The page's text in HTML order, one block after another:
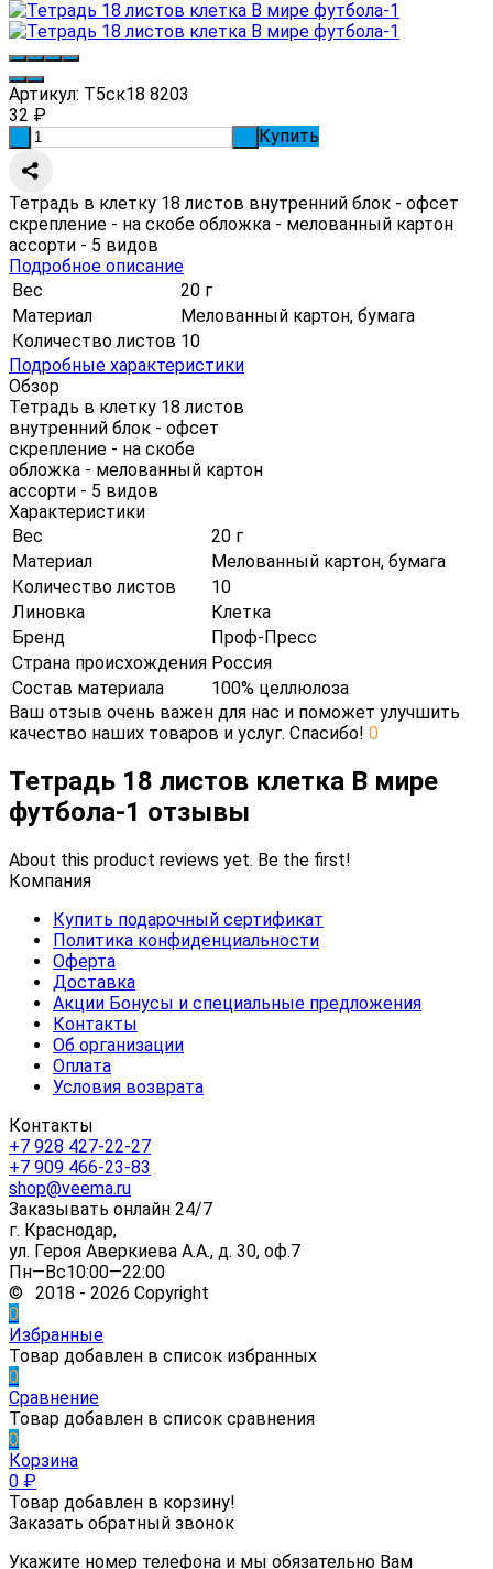
Артикул: Т5ск18 8203
32 ₽
Купить
Тетрадь в клетку 18 листов внутренний блок - офсет
скрепление - на скобе обложка - мелованный картон
ассорти - 5 видов
Подробное описание
Вес
20 г
Материал
Мелованный картон, бумага
Количество листов 10
Подробные характеристики
Обзор
Тетрадь в клетку 18 листов
внутренний блок - офсет
скрепление - на скобе
обложка - мелованный картон
ассорти - 5 видов
Характеристики
Вес
20 г
Материал
Мелованный картон, бумага
Количество листов
10
Линовка
Клетка
Бренд
Проф-Пресс
Страна происхождения Россия
Состав материала
100% целлюлоза
Ваш отзыв очень важен для нас и поможет улучшить
качество наших товаров и услуг. Спасибо! 0
Тетрадь 18 листов клетка В мире
футбола-1 отзывы
About this product reviews yet. Be the first!
Компания
Купить подарочный сертификат
Политика конфиденциальности
Оферта
Доставка
Акции Бонусы и специальные предложения
Контакты
Об организации
Оплата
Условия возврата
Контакты
+7 928 427-22-27
+7 909 466-23-83
shop@veema.ru
Заказывать онлайн 24/7
г. Краснодар,
ул. Героя Аверкиева А.А., д. 30, оф.7
Пн—Вс10:00—22:00
© 2018 - 2026 Copyright
0
Избранные
Товар добавлен в список избранных
0
Сравнение
Товар добавлен в список сравнения
0
Корзина
0 ₽
Товар добавлен в корзину!
Заказать обратный звонок
Укажите номер телефона и мы обязательно Вам